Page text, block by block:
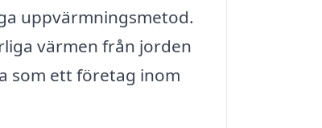
uppvärmningsmetod.
värmen från jorden
som ett företag inom